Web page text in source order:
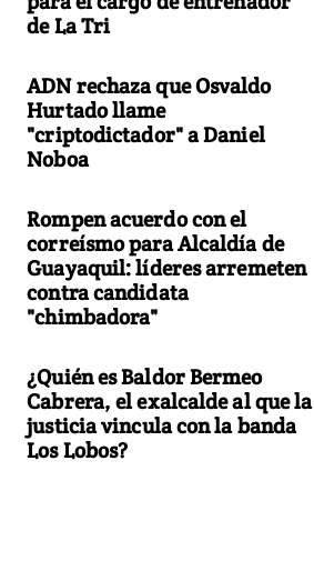
de La Tri
ADN rechaza que Osvaldo
Hurtado llame
"criptodictador" a Daniel
Noboa
Rompen acuerdo con el
correísmo para Alcaldía de
Guayaquil: líderes arremeten
contra candidata
"chimbadora"
¿Quién es Baldor Bermeo
Cabrera, el exalcalde al que la
justicia vincula con la banda
Los Lobos?